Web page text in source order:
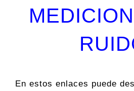
En estos enlaces puede